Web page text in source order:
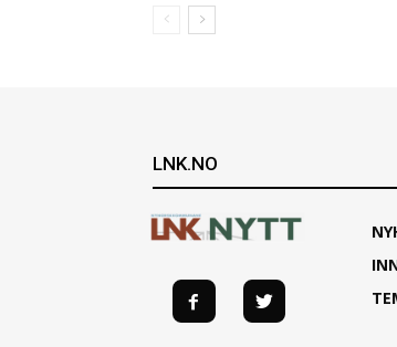
LNK.NO